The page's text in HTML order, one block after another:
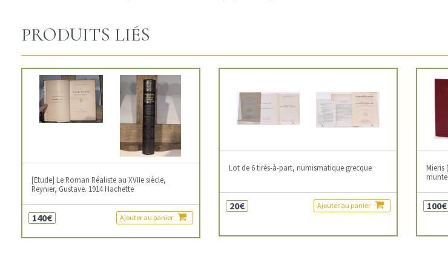
PRODUITS LIÉS
[Etude] Le Roman Réaliste au XVIIe siècle,
Reynier, Gustave. 1914 Hachette
140€ Ajouter au panier
Lot de 6 tirés-à-part, numismatique grecque
20€ Ajouter au panier
Mieris
100€